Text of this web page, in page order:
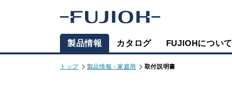
製品情報 カタログ FUJIOHについて
トップ 製品情報 - 家庭用 取付説明書